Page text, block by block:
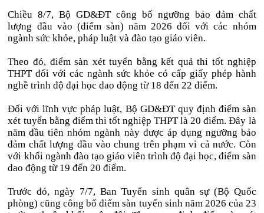
Chiều 8/7, Bộ GD&ĐT công bố ngưỡng bảo đảm chất
lượng đầu vào (điểm sàn) năm 2026 đối với các nhóm
ngành sức khỏe, pháp luật và đào tạo giáo viên.
Theo đó, điểm sàn xét tuyển bằng kết quả thi tốt nghiệp
THPT đối với các ngành sức khỏe có cấp giấy phép hành
nghề trình độ đại học dao động từ 18 đến 22 điểm.
Đối với lĩnh vực pháp luật, Bộ GD&ĐT quy định điểm sàn
xét tuyển bằng điểm thi tốt nghiệp THPT là 20 điểm. Đây là
năm đầu tiên nhóm ngành này được áp dụng ngưỡng bảo
đảm chất lượng đầu vào chung trên phạm vi cả nước. Còn
với khối ngành đào tạo giáo viên trình độ đại học, điểm sàn
dao động từ 19 đến 20 điểm.
Trước đó, ngày 7/7, Ban Tuyển sinh quân sự (Bộ Quốc
phòng) cũng công bố điểm sàn tuyển sinh năm 2026 của 23